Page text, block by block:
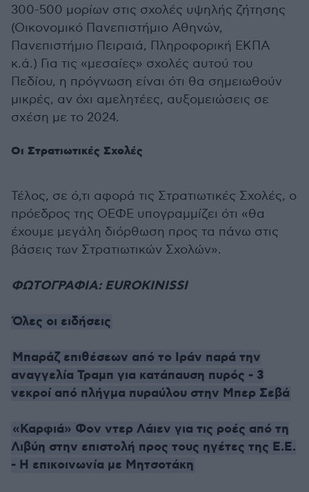
300-500 μορίων στις σχολές υψηλής ζήτησης
(Οικονομικό Πανεπιστήμιο Αθηνών,
Πανεπιστήμιο Πειραιά, Πληροφορική ΕΚΠΑ
κ.ά.) Για τις «μεσαίες» σχολές αυτού του
Πεδίου, η πρόγνωση είναι ότι θα σημειωθούν
μικρές, αν όχι αμελητέες, αυξομειώσεις σε
σχέση με το 2024.
Οι Στρατιωτικές Σχολές
Τέλος, σε ό,τι αφορά τις Στρατιωτικές Σχολές, ο
πρόεδρος της ΟΕΦΕ υπογραμμίζει ότι «θα
έχουμε μεγάλη διόρθωση προς τα πάνω στις
βάσεις των Στρατιωτικών Σχολών».
ΦΩΤΟΓΡΑΦΙΑ: EUROKINISSI
Όλες οι ειδήσεις
Μπαράζ επιθέσεων από το Ιράν παρά την
αναγγελία Τραμπ για κατάπαυση πυρός - 3
νεκροί από πλήγμα πυραύλου στην Μπερ Σεβά
«Καρφιά» Φον ντερ Λάιεν για τις ροές από τη
Λιβύη στην επιστολή προς τους ηγέτες της Ε.Ε.
- Η επικοινωνία με Μητσοτάκη